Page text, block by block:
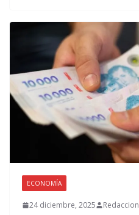
ECONOMÍA
24 diciembre, 2025 Redaccion